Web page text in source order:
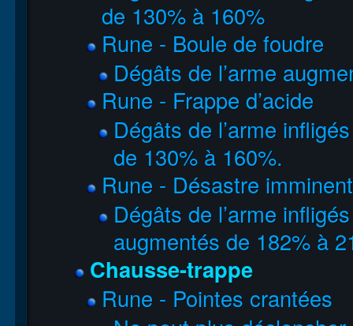
de 130% à 160%
Rune - Boule de foudre
Dégâts de l’arme
Rune - Frappe d’acide
Dégâts de l’arme
de 130% à 160%.
Rune - Désastre imminent
Dégâts de l’arme
augmentés de 182% à
Chausse-trappe
Rune - Pointes crantées